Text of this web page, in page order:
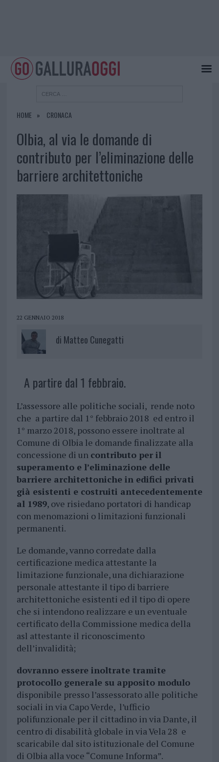
HOME CRONACA
Olbia, al via le domande di
contributo per l’eliminazione delle
barriere architettoniche
22 GENNAIO 2018
di Matteo Cunegatti
A partire dal 1 febbraio.
L’assessore alle politiche sociali, rende noto
che a partire dal 1° febbraio 2018 ed entro il
1° marzo 2018, possono essere inoltrate al
Comune di Olbia le domande finalizzate alla
concessione di un contributo per il
superamento e l’eliminazione delle
barriere architettoniche in edifici privati
già esistenti e costruiti antecedentemente
al 1989, ove risiedano portatori di handicap
con menomazioni o limitazioni funzionali
permanenti.
Le domande, vanno corredate dalla
certificazione medica attestante la
limitazione funzionale, una dichiarazione
personale attestante il tipo di barriere
architettoniche esistenti ed il tipo di opere
che si intendono realizzare e un eventuale
certificato della Commissione medica della
asl attestante il riconoscimento
dell’invalidità;
dovranno essere inoltrate tramite
protocollo generale su apposito modulo
disponibile presso l’assessorato alle politiche
sociali in via Capo Verde, l’ufficio
polifunzionale per il cittadino in via Dante, il
centro di disabilità globale in via Vela 28 e
scaricabile dal sito istituzionale del Comune
di Olbia alla voce “Comune Informa”.